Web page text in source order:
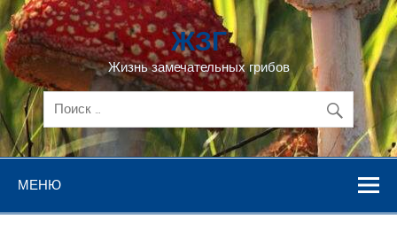
Перейти
к
содержимому
ЖЗГ
Жизнь замечательных грибов
МЕНЮ